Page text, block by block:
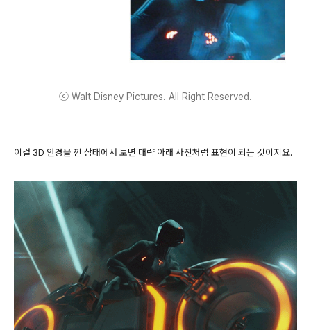
ⓒ Walt Disney Pictures. All Right Reserved.
이걸 3D 안경을 낀 상태에서 보면 대략 아래 사진처럼 표현이 되는 것이지요.